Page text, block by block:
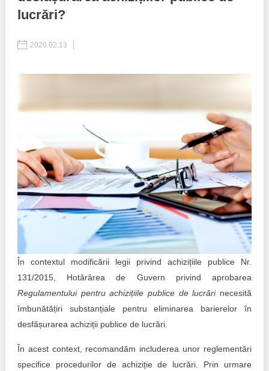
Manual de proceduri
Organigrama IDIS
Anunțuri
Consiliul consulativ internațional IDIS
Politici regionale
Bunele practici
Laborator sociometric
Transparența guvernării locale
Proces democratic
Agenda Națională de Business
Puterea hibridă
15 minute de realism economic
Buletin EU-STRAT
Aplică la BUNELE PRACTICI
Transparența întreprinderilor de stat
lucrări?
2020.02.13
În contextul modificării legii privind achizițiile publice Nr.
131/2015, Hotărârea de Guvern privind aprobarea
Regulamentului pentru achizițiile publice de lucrărinecesită
îmbunătățiri substanțiale pentru eliminarea barierelor în
desfășurarea achiziții publice de lucrări.
În acest context, recomandăm includerea unor reglementări
specifice procedurilor de achiziție de lucrări. Prin urmare